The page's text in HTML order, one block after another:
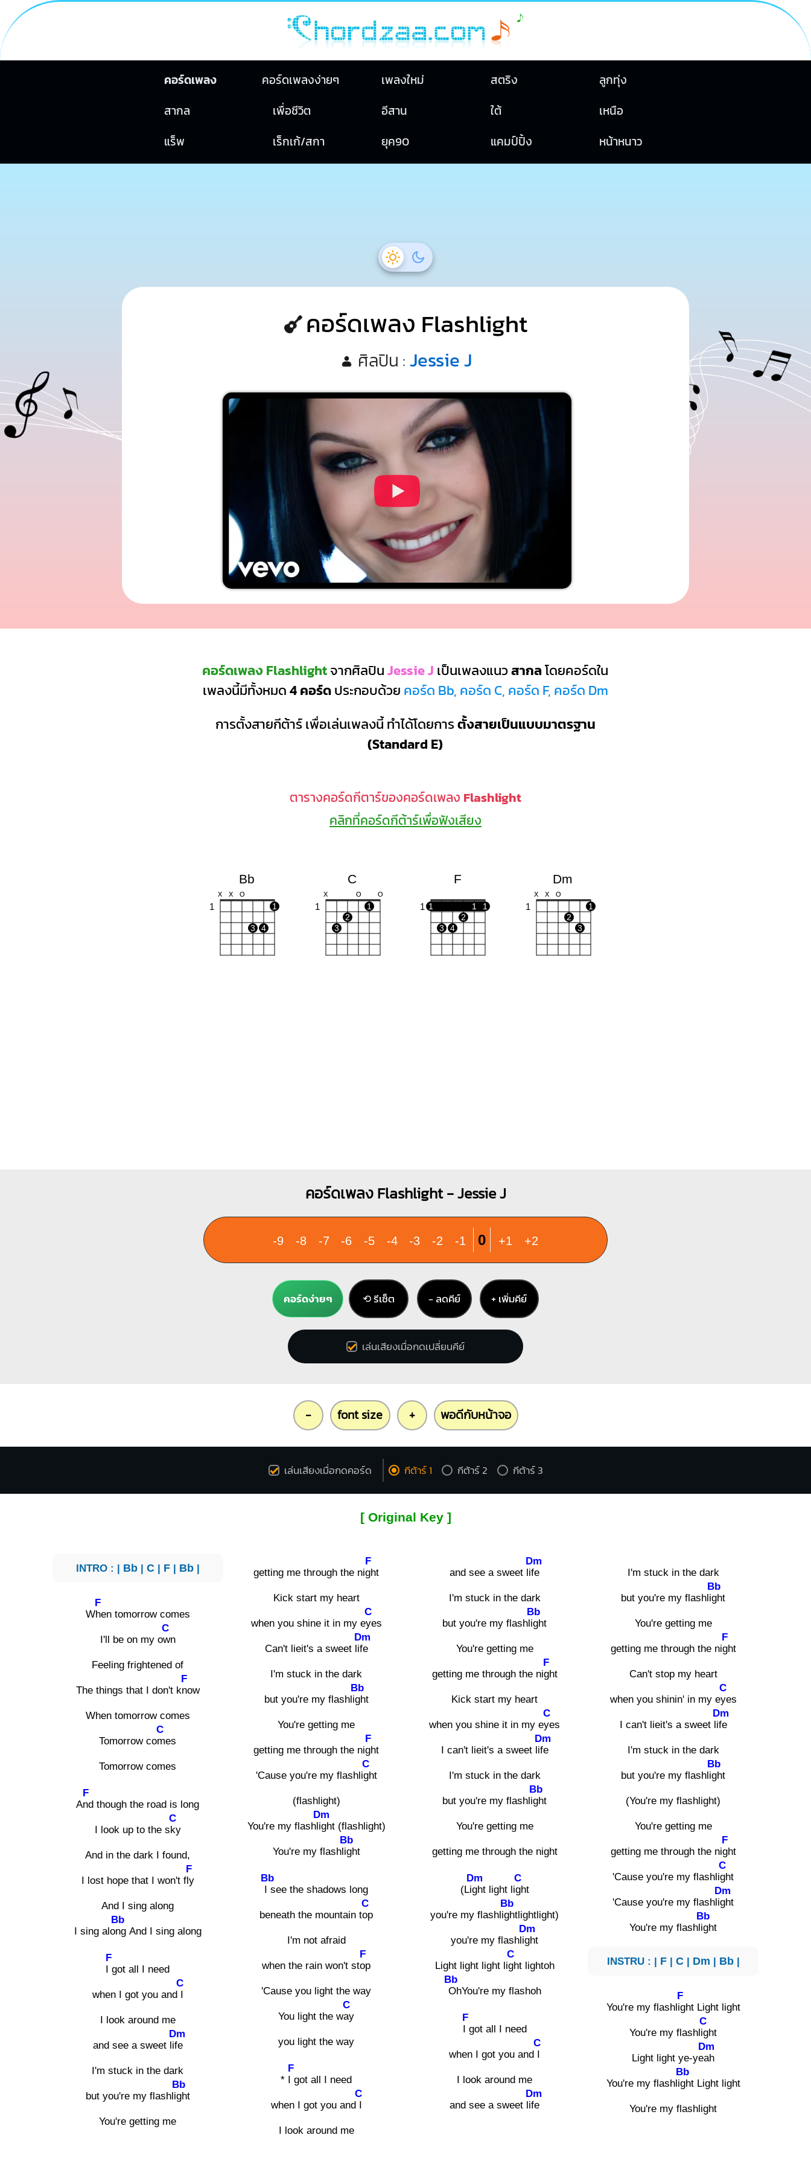
คอร์ดเพลง คอร์ดเพลงง่ายๆ เพลงใหม่ สตริง
ลูกทุ่ง
สากล
เพื่อชีวิต อีสาน ใต้
เหนือ
แร็พ
เร็กเก้/สกา ยุค90 แคมป์ปิ้ง หน้าหนาว
คอร์ดเพลง Flashlight
ศิลปิน :Jessie J
คอร์ดเพลง FlashlightจากศิลปินJessie J เป็นเพลงแนวสากลโดยคอร์ดใน
เพลงนี้มีทั้งหมด4 คอร์ดประกอบด้วย คอร์ด Bb, คอร์ด C, คอร์ด F, คอร์ด Dm
การตั้งสายกีต้าร์ เพื่อเล่นเพลงนี้ ทำได้โดยการตั้งสายเป็นแบบมาตรฐาน
(Standard E)
ตารางคอร์ดกีตาร์ของคอร์ดเพลง Flashlight
คลิกที่คอร์ดกีต้าร์เพื่อฟังเสียง
Bb
X X O
1 1
3 4
C
X O O
1
1
2
3
F
1 1 1
1
2
3
4
Dm
X X O
1
1
2
3
คอร์ดเพลง Flashlight - Jessie J
-9 -8 -7 -6 -5 -4 -3 -2 -1 0 +1 +2
คอร์ดง่ายๆ ⟲ รีเซ็ต − ลดคีย์ + เพิ่มคีย์
เล่นเสียงเมื่อกดเปลี่ยนคีย์
- font size + พอดีกับหน้าจอ
เล่นเสียงเมื่อกดคอร์ด กีต้าร์ 1 กีต้าร์ 2 กีต้าร์ 3
[ Original Key ]
INTRO : | Bb| C| F| Bb|
W
F
hen tomorrow comes
I'll be on my o
C
wn
Feeling frightened of
The things that I don't k
F
now
When tomorrow comes
Tomorrow co
C
mes
Tomorrow comes
A
F
nd though the road is long
I look up to the s
C
ky
And in the dark I found,
I lost hope that I won't f
F
ly
And I sing along
I sing alo
Bb
ng And I sing along
F
I got all I need
when I got you and
C
I
I look around me
and see a sweet li
Dm
fe
I'm stuck in the dark
but you're my flashli
Bb
ght
You're getting me
getting me through the ni
F
ght
Kick start my heart
when you shine it in my e
C
yes
Can't lieit's a sweet li
Dm
fe
I'm stuck in the dark
but you're my flashli
Bb
ght
You're getting me
getting me through the ni
F
ght
'Cause you're my flashli
C
ght
(flashlight)
You're my flashl
Dm
ight (flashlight)
You're my flashl
Bb
ight
Bb
I see the shadows long
beneath the mountain t
C
op
I'm not afraid
when the rain won't st
F
op
'Cause you light the way
You light the w
C
ay
you light the way
*
F
I got all I need
when I got you and
C
I
I look around me
and see a sweet li
Dm
fe
I'm stuck in the dark
but you're my flashl
Bb
ight
You're getting me
getting me through the ni
F
ght
Kick start my heart
when you shine it in my e
C
yes
I can't lieit's a sweet li
Dm
fe
I'm stuck in the dark
but you're my flashli
Bb
ght
You're getting me
getting me through the night
(Li
Dm
ght light li
C
ght
you're my flashli
Bb
ghtlightlight)
you're my flashli
Dm
ght
Light light light li
C
ght lightoh
Bb
OhYou're my flashoh
F
I got all I need
when I got you and
C
I
I look around me
and see a sweet li
Dm
fe
I'm stuck in the dark
but you're my flashli
Bb
ght
You're getting me
getting me through the ni
F
ght
Can't stop my heart
when you shinin' in my e
C
yes
I can't lieit's a sweet li
Dm
fe
I'm stuck in the dark
but you're my flashli
Bb
ght
(You're my flashlight)
You're getting me
getting me through the ni
F
ght
'Cause you're my flashli
C
ght
'Cause you're my flashli
Dm
ght
You're my flashl
Bb
ight
INSTRU : | F| C| Dm | Bb|
You're my flashl
F
ight Light light
You're my flashl
C
ight
Light light ye-ye
Dm
ah
You're my flashli
Bb
ght Light light
You're my flashlight